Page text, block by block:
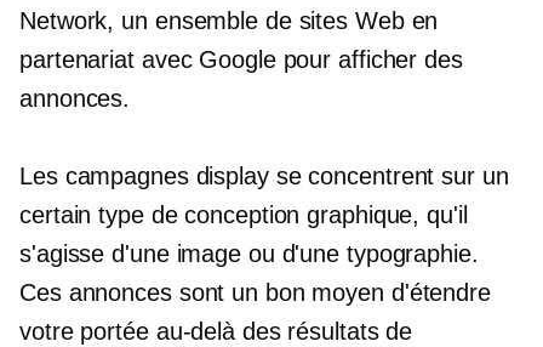
Network, un ensemble de sites Web en
partenariat avec Google pour afficher des
annonces.
Les campagnes display se concentrent sur un
certain type de conception graphique, qu'il
s'agisse d'une image ou d'une typographie.
Ces annonces sont un bon moyen d'étendre
votre portée au-delà des résultats de